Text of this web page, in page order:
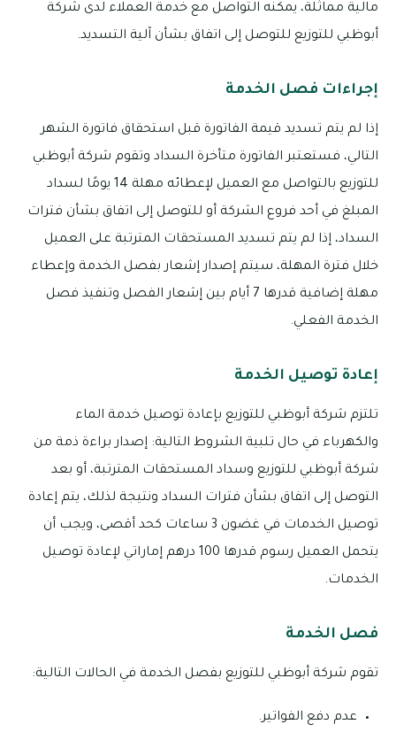
مالية مماثلة، يمكنه التواصل مع خدمة العملاء لدى شركة
أبوظبي للتوزيع للتوصل إلى اتفاق بشأن آلية التسديد.
إجراءات فصل الخدمة
إذا لم يتم تسديد قيمة الفاتورة قبل استحقاق فاتورة الشهر
التالي، فستعتبر الفاتورة متأخرة السداد وتقوم شركة أبوظبي
للتوزيع بالتواصل مع العميل لإعطائه مهلة 14 يومًا لسداد
المبلغ في أحد فروع الشركة أو للتوصل إلى اتفاق بشأن فترات
السداد، إذا لم يتم تسديد المستحقات المترتبة على العميل
خلال فترة المهلة، سيتم إصدار إشعار بفصل الخدمة وإعطاء
مهلة إضافية قدرها 7 أيام بين إشعار الفصل وتنفيذ فصل
الخدمة الفعلي.
إعادة توصيل الخدمة
تلتزم شركة أبوظبي للتوزيع بإعادة توصيل خدمة الماء
والكهرباء في حال تلبية الشروط التالية: إصدار براءة ذمة من
شركة أبوظبي للتوزيع وسداد المستحقات المترتبة، أو بعد
التوصل إلى اتفاق بشأن فترات السداد ونتيجة لذلك، يتم إعادة
توصيل الخدمات في غضون 3 ساعات كحد أقصى، ويجب أن
يتحمل العميل رسوم قدرها 100 درهم إماراتي لإعادة توصيل
الخدمات.
فصل الخدمة
تقوم شركة أبوظبي للتوزيع بفصل الخدمة في الحالات التالية:
عدم دفع الفواتير.